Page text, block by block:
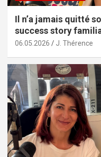
Il n’a jamais quitté
success story
06.05.2026 J. Thérence